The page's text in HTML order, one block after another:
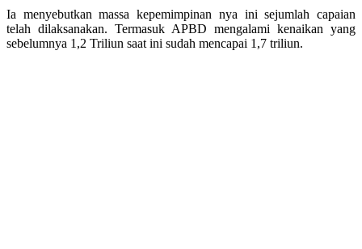
Ia menyebutkan massa kepemimpinan nya ini sejumlah capaian
telah dilaksanakan. Termasuk APBD mengalami kenaikan yang
sebelumnya 1,2 Triliun saat ini sudah mencapai 1,7 triliun.